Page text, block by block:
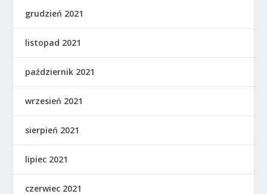
grudzień 2021
listopad 2021
październik 2021
wrzesień 2021
sierpień 2021
lipiec 2021
czerwiec 2021